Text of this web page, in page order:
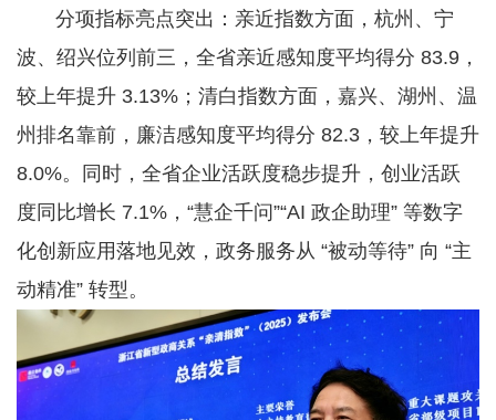
分项指标亮点突出：亲近指数方面，杭州、宁
波、绍兴位列前三，全省亲近感知度平均得分 83.9，
较上年提升 3.13%；清白指数方面，嘉兴、湖州、温
州排名靠前，廉洁感知度平均得分 82.3，较上年提升
8.0%。同时，全省企业活跃度稳步提升，创业活跃
度同比增长 7.1%，“慧企千问”“AI 政企助理” 等数字
化创新应用落地见效，政务服务从 “被动等待” 向 “主
动精准” 转型。